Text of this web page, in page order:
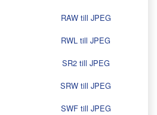
RAW till JPEG
RWL till JPEG
SR2 till JPEG
SRW till JPEG
SWF till JPEG